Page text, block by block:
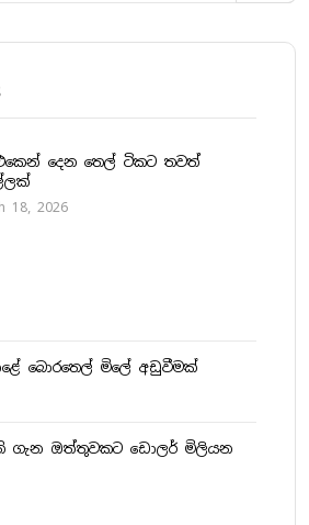
දෙන තෙල් ටිකට තවත්
18, 2026
බොරතෙල් මිලේ අඩුවීමක්
ගැන ඔත්තුවකට ඩොලර් මිලියන